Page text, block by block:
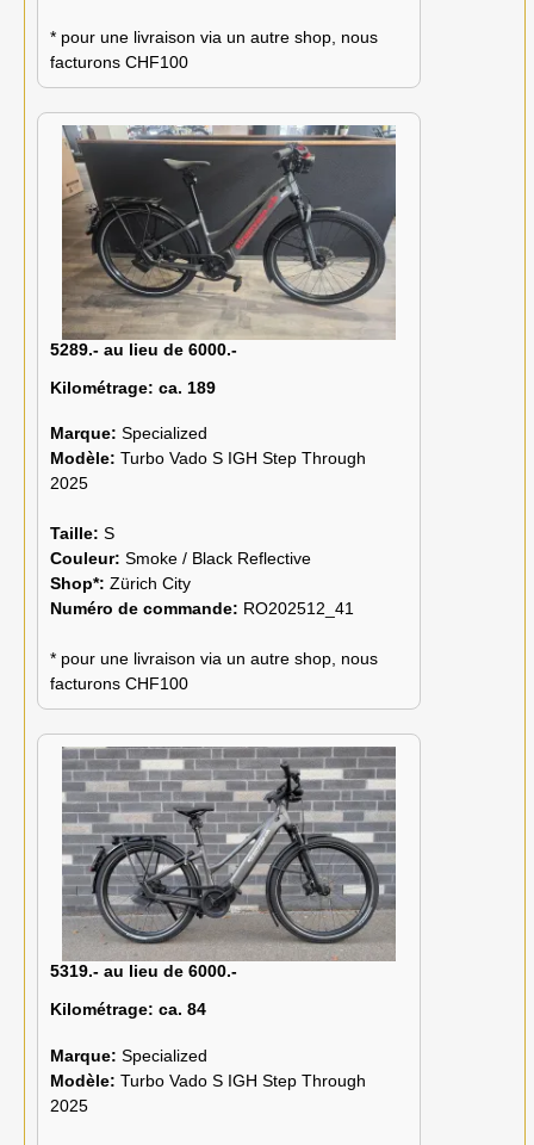
* pour une livraison via un autre shop, nous
facturons CHF100
5289.- au lieu de 6000.-
Kilométrage: ca. 189
Marque: Specialized
Modèle: Turbo Vado S IGH Step Through
2025
Taille: S
Couleur: Smoke / Black Reflective
Shop*: Zürich City
Numéro de commande: RO202512_41
* pour une livraison via un autre shop, nous
facturons CHF100
5319.- au lieu de 6000.-
Kilométrage: ca. 84
Marque: Specialized
Modèle: Turbo Vado S IGH Step Through
2025